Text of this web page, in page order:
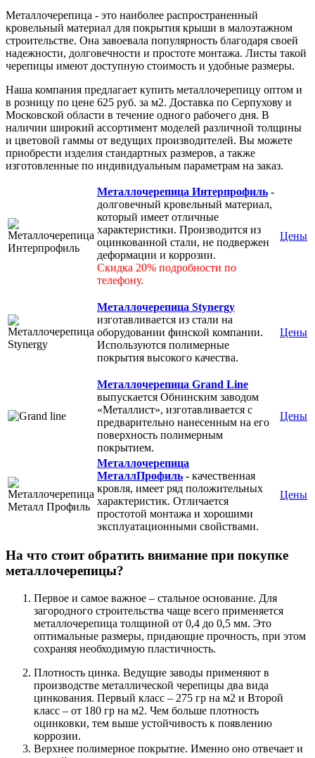
Металлочерепица - это наиболее распространенный
кровельный материал для покрытия крыши в малоэтажном
строительстве. Она завоевала популярность благодаря своей
надежности, долговечности и простоте монтажа. Листы такой
черепицы имеют доступную стоимость и удобные размеры.
Наша компания предлагает купить металлочерепицу оптом и
в розницу по цене 625 руб. за м2. Доставка по Серпухову и
Московской области в течение одного рабочего дня. В
наличии широкий ассортимент моделей различной толщины
и цветовой гаммы от ведущих производителей. Вы можете
приобрести изделия стандартных размеров, а также
изготовленные по индивидуальным параметрам на заказ.
Металлочерепица Интерпрофиль -
долговечный кровельный материал,
который имеет отличные
характеристики. Производится из
оцинкованной стали, не подвержен
деформации и коррозии.
Скидка 20% подробности по
телефону.
Цены
Металлочерепица Stynergy
изготавливается из стали на
оборудовании финской компании.
Используются полимерные
покрытия высокого качества.
Цены
Металлочерепица Grand Line
выпускается Обнинским заводом
«Металлист», изготавливается с
предварительно нанесенным на его
поверхность полимерным
покрытием.
Цены
Металлочерепица
МеталлПрофиль - качественная
кровля, имеет ряд положительных
характеристик. Отличается
простотой монтажа и хорошими
эксплуатационными свойствами.
Цены
На что стоит обратить внимание при покупке
металлочерепицы?
Первое и самое важное – стальное основание. Для
загородного строительства чаще всего применяется
металлочерепица толщиной от 0,4 до 0,5 мм. Это
оптимальные размеры, придающие прочность, при этом
сохраняя необходимую пластичность.
Плотность цинка. Ведущие заводы применяют в
производстве металлической черепицы два вида
цинкования. Первый класс – 275 гр на м2 и Второй
класс – от 180 гр на м2. Чем больше плотность
оцинковки, тем выше устойчивость к появлению
коррозии.
Верхнее полимерное покрытие. Именно оно отвечает и